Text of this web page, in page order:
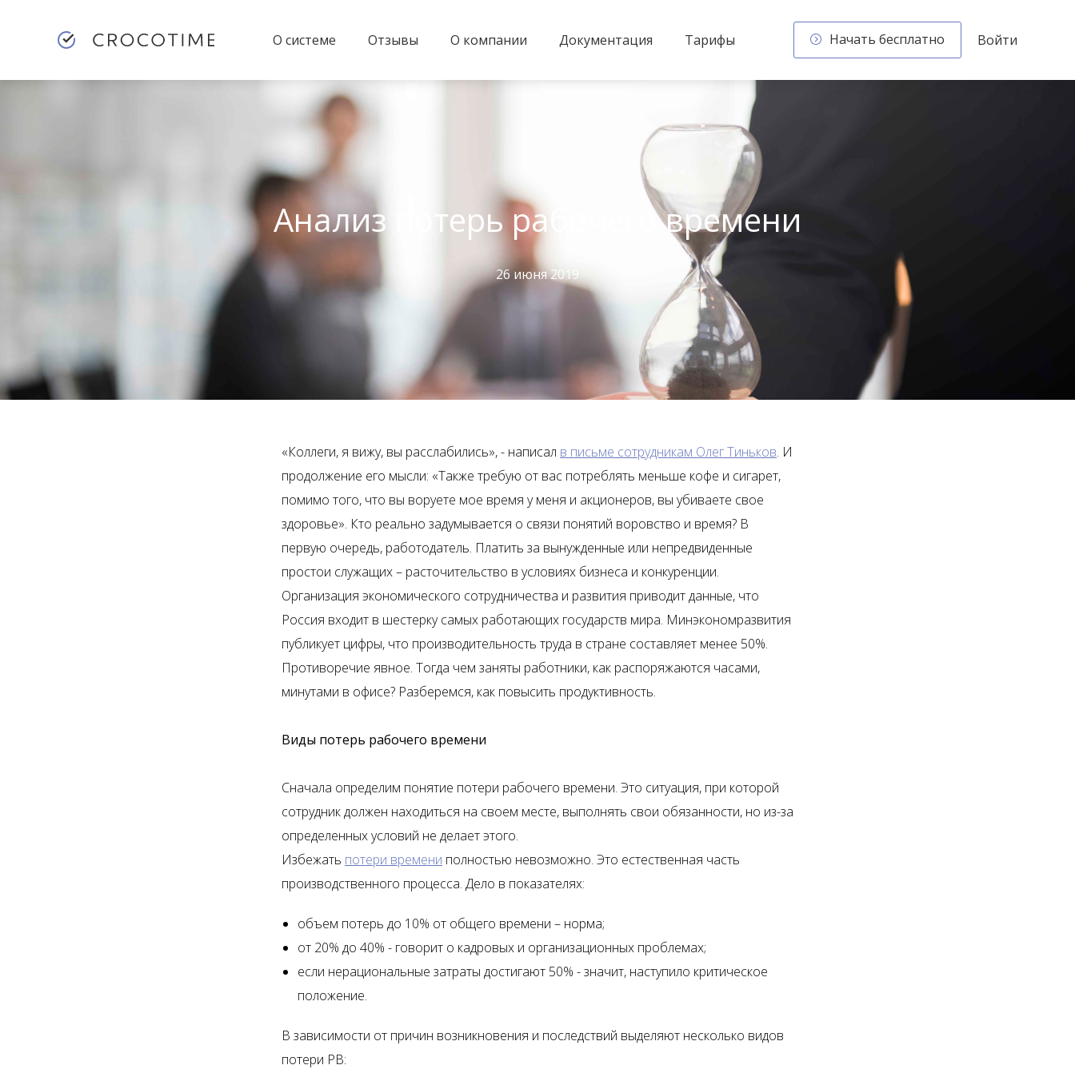
О системе Отзывы О компании Документация Тарифы Начать бесплатно Войти
Анализ потерь рабочего времени
26 июня 2019
«Коллеги, я вижу, вы расслабились», - написал в письме сотрудникам Олег Тиньков. И
продолжение его мысли: «Также требую от вас потреблять меньше кофе и сигарет,
помимо того, что вы воруете мое время у меня и акционеров, вы убиваете свое
здоровье». Кто реально задумывается о связи понятий воровство и время? В
первую очередь, работодатель. Платить за вынужденные или непредвиденные
простои служащих – расточительство в условиях бизнеса и конкуренции.
Организация экономического сотрудничества и развития приводит данные, что
Россия входит в шестерку самых работающих государств мира. Минэкономразвития
публикует цифры, что производительность труда в стране составляет менее 50%.
Противоречие явное. Тогда чем заняты работники, как распоряжаются часами,
минутами в офисе? Разберемся, как повысить продуктивность.
Виды потерь рабочего времени
Сначала определим понятие потери рабочего времени. Это ситуация, при которой
сотрудник должен находиться на своем месте, выполнять свои обязанности, но из-за
определенных условий не делает этого.
Избежать потери времени полностью невозможно. Это естественная часть
производственного процесса. Дело в показателях:
объем потерь до 10% от общего времени – норма;
от 20% до 40% - говорит о кадровых и организационных проблемах;
если нерациональные затраты достигают 50% - значит, наступило критическое
положение.
В зависимости от причин возникновения и последствий выделяют несколько видов
потери РВ: